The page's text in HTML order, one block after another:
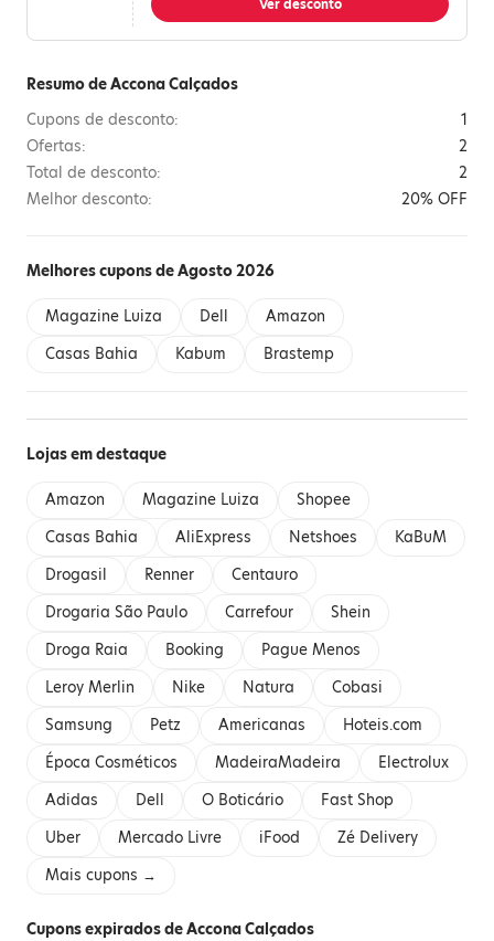
Ver desconto
Resumo de Accona Calçados
Cupons de desconto:
1
Ofertas:
2
Total de desconto:
2
Melhor desconto:
20% OFF
Melhores cupons de Agosto 2026
Magazine Luiza Dell
Amazon
Casas Bahia
Kabum Brastemp
Lojas em destaque
Amazon Magazine Luiza
Shopee
Casas Bahia
AliExpress Netshoes
KaBuM
Drogasil
Renner
Centauro
Drogaria São Paulo
Carrefour
Shein
Droga Raia
Booking
Pague Menos
Leroy Merlin
Nike Natura
Cobasi
Samsung
Petz Americanas
Hoteis.com
Época Cosméticos
MadeiraMadeira
Electrolux
Adidas
Dell O Boticário
Fast Shop
Uber
Mercado Livre iFood
Zé Delivery
Mais cupons →
Cupons expirados de Accona Calçados